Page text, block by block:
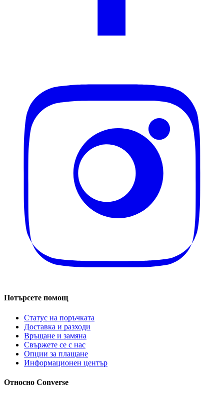
Потърсете помощ
Статус на поръчката
Доставка и разходи
Връщане и замяна
Свържете се с нас
Опции за плащане
Информационен център
Относно Converse